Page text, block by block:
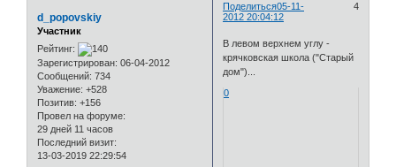
Поделиться 4
05-11-
2012 20:04:12
d_popovskiy
Участник
Рейтинг:
Зарегистрирован: 06-04-2012
Сообщений: 734
Уважение: +528
Позитив: +156
Провел на форуме:
29 дней 11 часов
Последний визит:
13-03-2019 22:29:54
В левом верхнем углу -
крячковская школа ("Старый
дом")...
0